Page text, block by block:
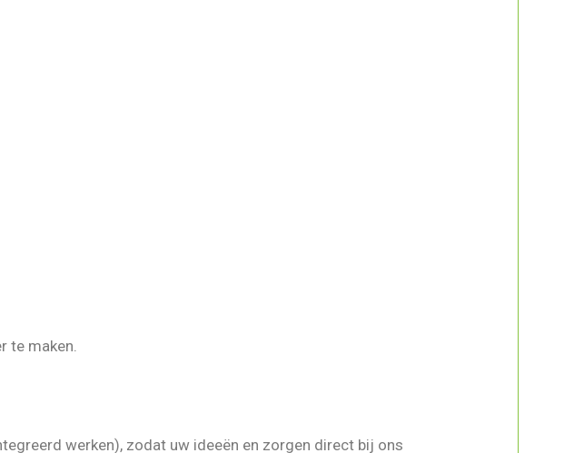
te maken.
werken), zodat uw ideeën en zorgen direct bij ons